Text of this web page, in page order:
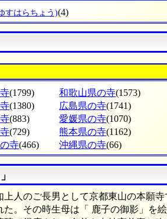
すはらちょう)(4)
(1799) 和歌山県の寺(1573)
(1380) 広島県の寺(1741)
(883) 愛媛県の寺(1070)
(729) 熊本県の寺(1162)
寺(466) 沖縄県の寺(66)
人のご長男として京都東山の本願寺
。その時生母は「 鹿子の御影」を